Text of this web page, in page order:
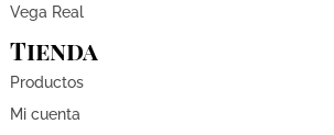
Vega Real
Tienda
Productos
Mi cuenta